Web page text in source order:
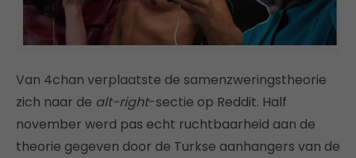
Van 4chan verplaatste de samenzweringstheorie
zich naar de alt-right-sectie op Reddit. Half
november werd pas echt ruchtbaarheid aan de
theorie gegeven door de Turkse aanhangers van de